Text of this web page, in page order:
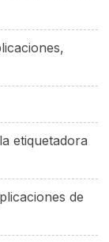
etiquetadora
de